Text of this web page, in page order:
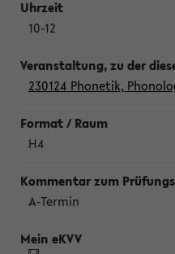
10-12
230124 Phonetik,
H4
A-Termin